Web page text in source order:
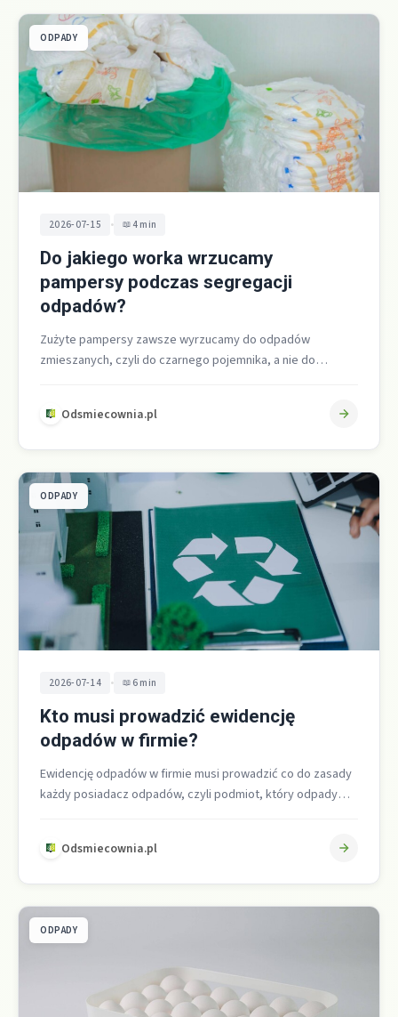
ODPADY
2026-07-15 • 4 min
Do jakiego worka wrzucamy
pampersy podczas segregacji
odpadów?
Zużyte pampersy zawsze wyrzucamy do odpadów
zmieszanych, czyli do czarnego pojemnika, a nie do
Odsmiecownia.pl
ODPADY
2026-07-14 • 6 min
Kto musi prowadzić ewidencję
odpadów w firmie?
Ewidencję odpadów w firmie musi prowadzić co do zasady
każdy posiadacz odpadów, czyli podmiot, który odpady
Odsmiecownia.pl
ODPADY